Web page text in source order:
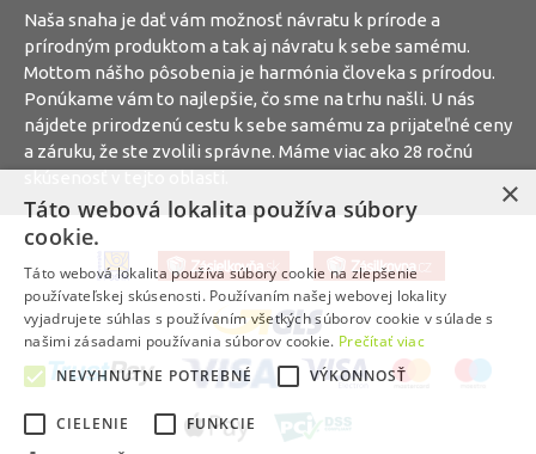
Naša snaha je dať vám možnosť návratu k prírode a
prírodným produktom a tak aj návratu k sebe samému.
Mottom nášho pôsobenia je harmónia človeka s prírodou.
Ponúkame vám to najlepšie, čo sme na trhu našli. U nás
nájdete prirodzenú cestu k sebe samému za prijateľné ceny
a záruku, že ste zvolili správne. Máme viac ako 28 ročnú
×
Táto webová lokalita používa súbory
cookie.
Táto webová lokalita používa súbory cookie na zlepšenie
používateľskej skúsenosti. Používaním našej webovej lokality
vyjadrujete súhlas s používaním všetkých súborov cookie v súlade s
našimi zásadami používania súborov cookie. Prečítať viac
NEVYHNUTNE POTREBNÉ
VÝKONNOSŤ
CIELENIE
FUNKCIE